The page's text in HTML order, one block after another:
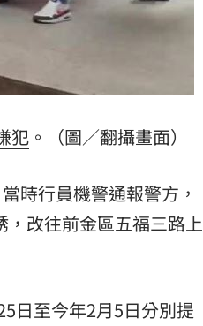
犯 。（圖／翻攝畫面）
時行員機警通報警方，
改往前金區五福三路上
日至今年2月5日分別提